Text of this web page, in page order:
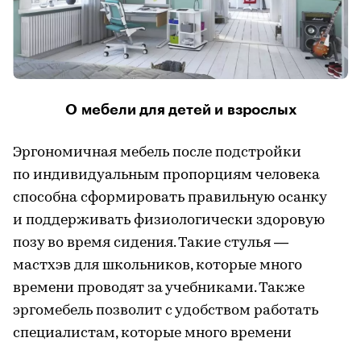
О мебели для детей и взрослых
Эргономичная мебель после подстройки
по индивидуальным пропорциям человека
способна сформировать правильную осанку
и поддерживать физиологически здоровую
позу во время сидения. Такие стулья —
мастхэв для школьников, которые много
времени проводят за учебниками. Также
эргомебель позволит с удобством работать
специалистам, которые много времени